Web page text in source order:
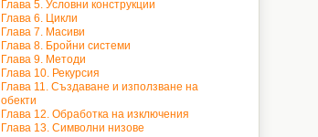
Глава 5. Условни конструкции
Глава 6. Цикли
Глава 7. Масиви
Глава 8. Бройни системи
Глава 9. Методи
Глава 10. Рекурсия
Глава 11. Създаване и използване на
обекти
Глава 12. Обработка на изключения
Глава 13. Символни низове